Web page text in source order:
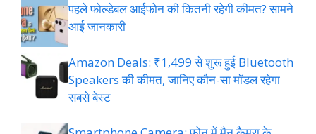
पहले फोल्डेबल आईफोन की कितनी रहेगी कीमत? सामने
आई जानकारी
Amazon Deals: ₹1,499 से शुरू हुई Bluetooth
Speakers की कीमत, जानिए कौन-सा मॉडल रहेगा
सबसे बेस्ट